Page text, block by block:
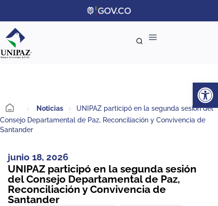
> Noticias >
UNIPAZ participó en la segunda sesión del
Consejo Departamental de Paz, Reconciliación y Convivencia de
Santander
junio 18, 2026
UNIPAZ participó en la segunda sesión
del Consejo Departamental de Paz,
Reconciliación y Convivencia de
Santander